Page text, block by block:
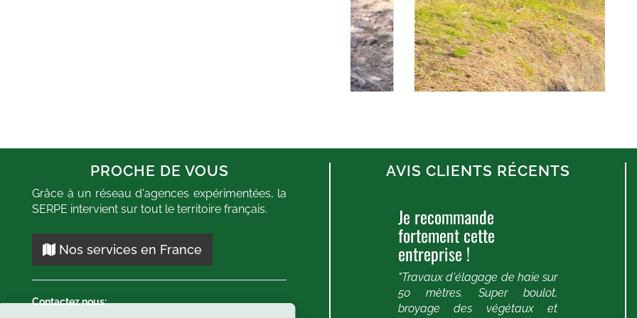
27 avril 2022
PROCHE DE VOUS
Grâce à un réseau d'agences expérimentées, la
SERPE intervient sur tout le territoire français.
Nos services en France
Contactez nous:
AVIS CLIENTS RÉCENTS
effet tout à fait
la prestation de
été de bons
Bravo !
abattage d'un arbre de plus de
efficace."
Je recommande
fortement cette
entreprise !
"Travaux d'élagage de haie sur
50 mètres. Super boulot,
broyage des végétaux et